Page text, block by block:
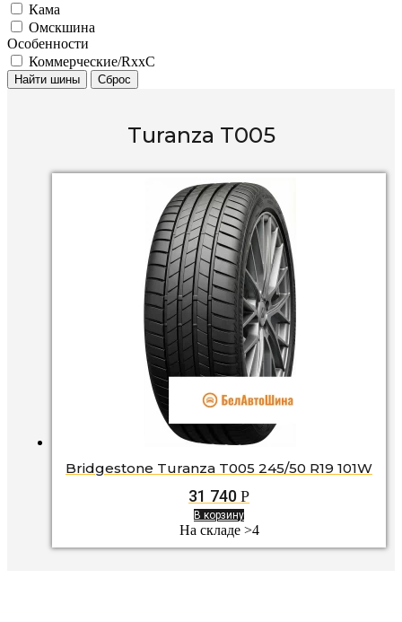
Кама
Омскшина
Особенности
Коммерческие/RxxC
Найти шины Сброс
Turanza T005
Bridgestone Turanza T005 245/50 R19 101W
31 740 Р
В корзину
На складе >4